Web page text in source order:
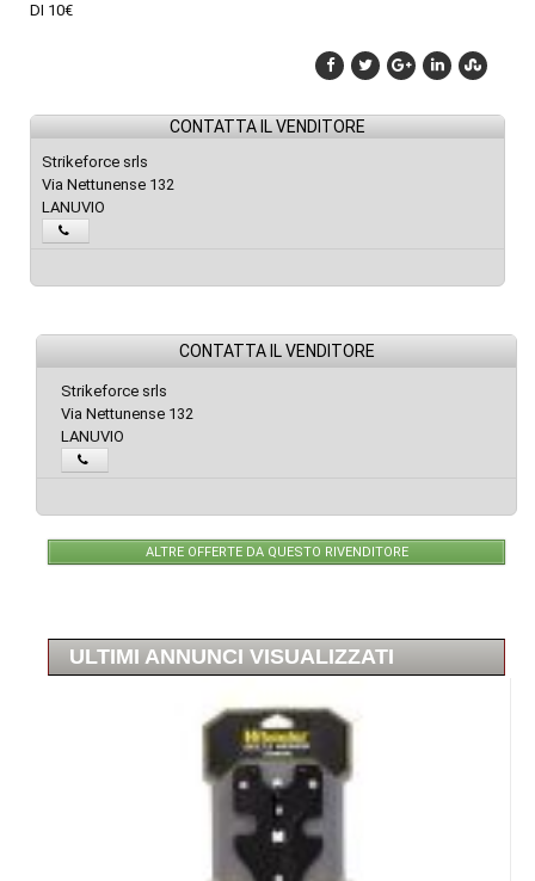
DI 10€
CONTATTA IL VENDITORE
Strikeforce srls
Via Nettunense 132
LANUVIO
CONTATTA IL VENDITORE
Strikeforce srls
Via Nettunense 132
LANUVIO
ALTRE OFFERTE DA QUESTO RIVENDITORE
ULTIMI ANNUNCI VISUALIZZATI